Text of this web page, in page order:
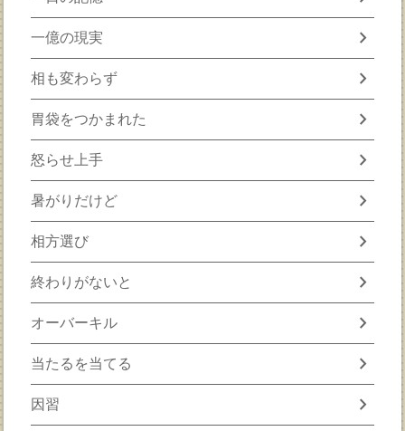
一億の現実 chevron_right
相も変わらず chevron_right
胃袋をつかまれた chevron_right
怒らせ上手 chevron_right
暑がりだけど chevron_right
相方選び chevron_right
終わりがないと chevron_right
オーバーキル chevron_right
当たるを当てる chevron_right
因習 chevron_right